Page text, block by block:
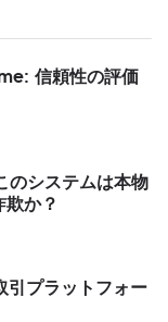
信頼性の評価
システムは本物
か？
プラットフォー